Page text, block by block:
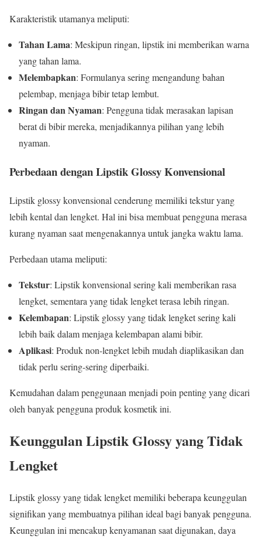
Karakteristik utamanya meliputi:
Tahan Lama: Meskipun ringan, lipstik ini memberikan warna
yang tahan lama.
Melembapkan: Formulanya sering mengandung bahan
pelembap, menjaga bibir tetap lembut.
Ringan dan Nyaman: Pengguna tidak merasakan lapisan
berat di bibir mereka, menjadikannya pilihan yang lebih
nyaman.
Perbedaan dengan Lipstik Glossy Konvensional
Lipstik glossy konvensional cenderung memiliki tekstur yang
lebih kental dan lengket. Hal ini bisa membuat pengguna merasa
kurang nyaman saat mengenakannya untuk jangka waktu lama.
Perbedaan utama meliputi:
Tekstur: Lipstik konvensional sering kali memberikan rasa
lengket, sementara yang tidak lengket terasa lebih ringan.
Kelembapan: Lipstik glossy yang tidak lengket sering kali
lebih baik dalam menjaga kelembapan alami bibir.
Aplikasi: Produk non-lengket lebih mudah diaplikasikan dan
tidak perlu sering-sering diperbaiki.
Kemudahan dalam penggunaan menjadi poin penting yang dicari
oleh banyak pengguna produk kosmetik ini.
Keunggulan Lipstik Glossy yang Tidak
Lengket
Lipstik glossy yang tidak lengket memiliki beberapa keunggulan
signifikan yang membuatnya pilihan ideal bagi banyak pengguna.
Keunggulan ini mencakup kenyamanan saat digunakan, daya